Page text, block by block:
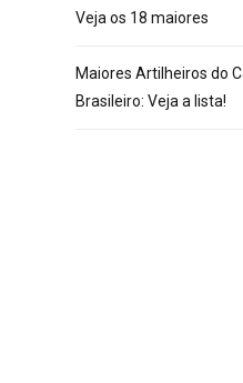
Veja os 18 maiores
Maiores Artilheiros do
Brasileiro: Veja a lista!